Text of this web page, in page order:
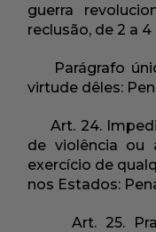
guerra
reclusão, de 2 a 4
Parágrafo
virtude dêles:
Art. 24.
de violência ou
exercício de
nos Estados:
Art. 25.